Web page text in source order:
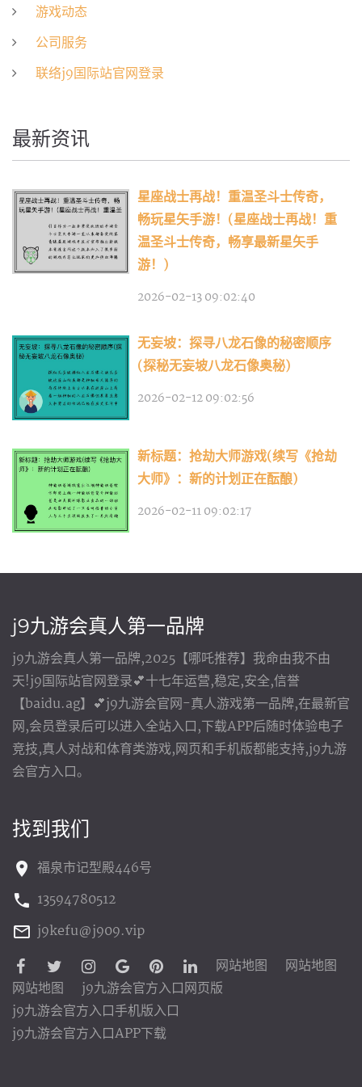
游戏动态
公司服务
联络j9国际站官网登录
最新资讯
星座战士再战！重温圣斗士传奇，
畅玩星矢手游！(星座战士再战！重
温圣斗士传奇，畅享最新星矢手
游！)
2026-02-13 09:02:40
无妄坡：探寻八龙石像的秘密顺序
(探秘无妄坡八龙石像奥秘)
2026-02-12 09:02:56
新标题：抢劫大师游戏(续写《抢劫
大师》：新的计划正在酝酿)
2026-02-11 09:02:17
j9九游会真人第一品牌
j9九游会真人第一品牌,2025【哪吒推荐】我命由我不由
天!j9国际站官网登录💕十七年运营,稳定,安全,信誉
【baidu.ag】💕j9九游会官网-真人游戏第一品牌,在最新官
网,会员登录后可以进入全站入口,下载APP后随时体验电子
竞技,真人对战和体育类游戏,网页和手机版都能支持,j9九游
会官方入口。
找到我们
福泉市记型殿446号
13594780512
j9kefu@j909.vip
网站地图
网站地图
网站地图
j9九游会官方入口网页版
j9九游会官方入口手机版入口
j9九游会官方入口APP下载